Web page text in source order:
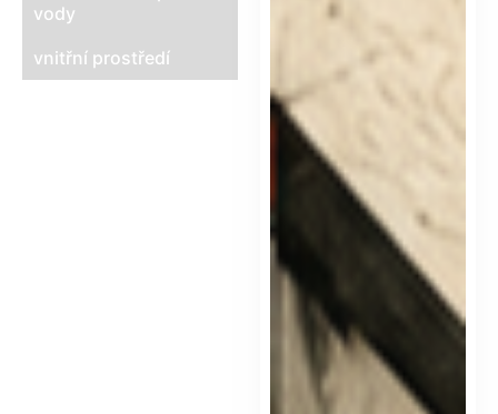
vody
vnitřní prostředí